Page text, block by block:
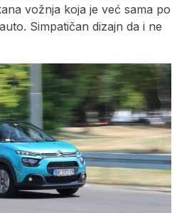
vožnja koja je već sama po
Simpatičan dizajn da i ne